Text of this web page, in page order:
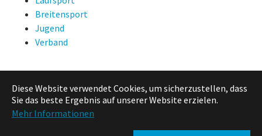
Diese Website verwendet Cookies, um sicherzustellen, dass
Sie das beste Ergebnis auf unserer Website erzielen.
Mehr Informationen
Breitensport
Jugend
Verband
News Suche